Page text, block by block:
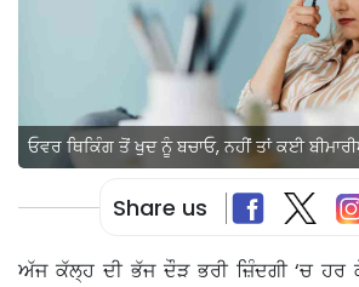
ਓਵਰ ਥਿਕਿੰਗ ਤੋਂ ਖੁਦ ਨੂੰ ਬਚਾਓ, ਨਹੀਂ ਤਾਂ ਕਈ
Share us
ਅੱਜ ਕੱਲ੍ਹ ਦੀ ਭੱਜ ਦੌੜ ਭਰੀ ਜ਼ਿੰਦਗੀ ‘ਚ ਹਰ